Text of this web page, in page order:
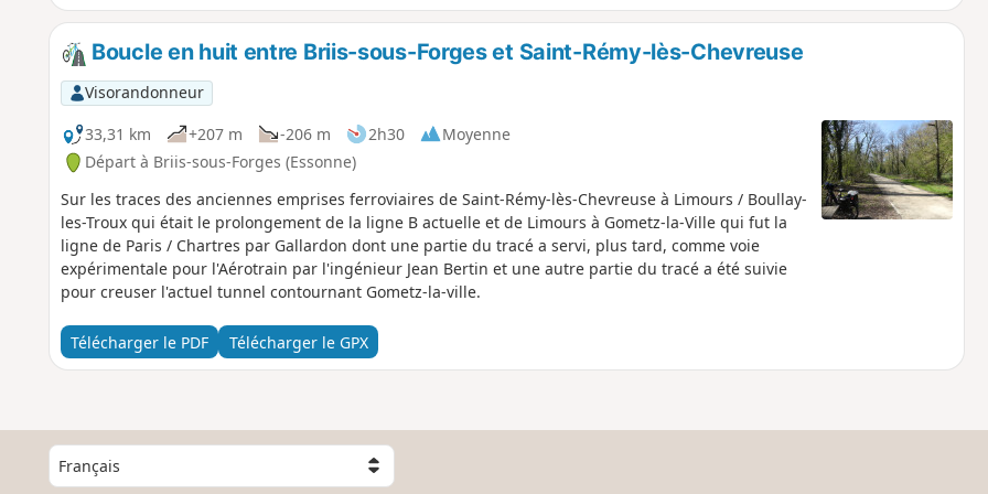
Boucle en huit entre Briis-sous-Forges et Saint-Rémy-lès-Chevreuse
Visorandonneur
33,31 km
+207 m -206 m 2h30
Moyenne
Départ à Briis-sous-Forges (Essonne)
Sur les traces des anciennes emprises ferroviaires de Saint-Rémy-lès-Chevreuse à Limours / Boullay-
les-Troux qui était le prolongement de la ligne B actuelle et de Limours à Gometz-la-Ville qui fut la
ligne de Paris / Chartres par Gallardon dont une partie du tracé a servi, plus tard, comme voie
expérimentale pour l'Aérotrain par l'ingénieur Jean Bertin et une autre partie du tracé a été suivie
pour creuser l'actuel tunnel contournant Gometz-la-ville.
Télécharger le PDF Télécharger le GPX
C
h